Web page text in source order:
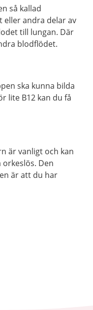
så kallad
andra delar av
till lungan. Där
blodflödet.
ska kunna bilda
lite B12 kan du få
är vanligt och kan
Den
är att du har